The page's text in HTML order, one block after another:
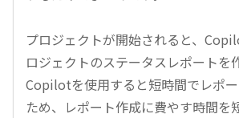
プロジェクトが開始されると、
ロジェクトのステータスレポートを
Copilotを使用すると短時間でレポ
ため、レポート作成に費やす時間を